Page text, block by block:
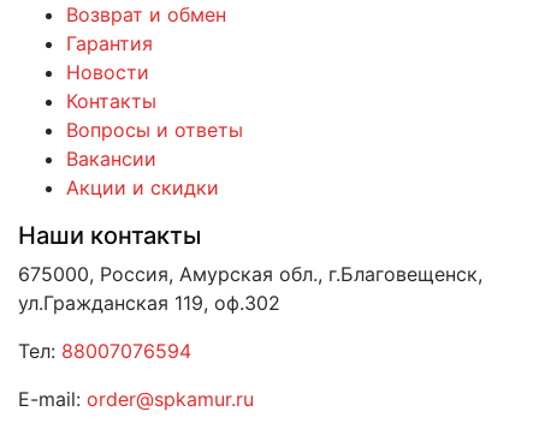
Возврат и обмен
Гарантия
Новости
Контакты
Вопросы и ответы
Вакансии
Акции и скидки
Наши контакты
675000, Россия, Амурская обл., г.Благовещенск,
ул.Гражданская 119, оф.302
Тел: 88007076594
E-mail: order@spkamur.ru